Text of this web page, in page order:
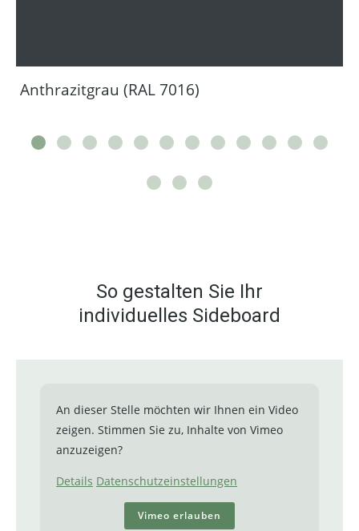
Anthrazitgrau (RAL 7016)
So gestalten Sie Ihr
individuelles Sideboard
An dieser Stelle möchten wir Ihnen ein Video
zeigen. Stimmen Sie zu, Inhalte von Vimeo
anzuzeigen?
Details Datenschutzeinstellungen
Vimeo erlauben